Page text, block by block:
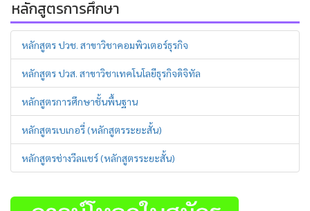
หลักสูตรการศึกษา
หลักสูตร ปวช. สาขาวิชาคอมพิวเตอร์ธุรกิจ
หลักสูตร ปวส. สาขาวิชาเทคโนโลยีธุรกิจดิจิทัล
หลักสูตรการศึกษาชั้นพื้นฐาน
หลักสูตรเบเกอรี่ (หลักสูตรระยะสั้น)
หลักสูตรช่างวีลแชร์ (หลักสูตรระยะสั้น)